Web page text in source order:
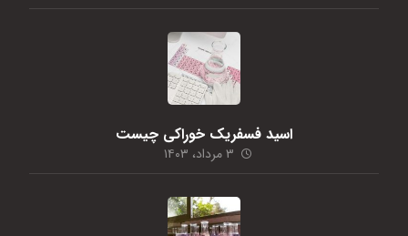
اسید فسفریک خوراکی چیست
۳ مرداد، ۱۴۰۳